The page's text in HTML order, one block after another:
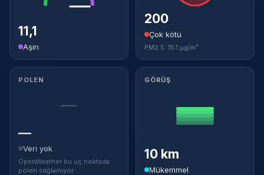
11,1
Aşırı
200
Çok kötü
PM2.5: 15.1 µg/m³
POLEN
—
—
Veri yok
OpenWeather bu uç noktada
polen sağlamıyor.
GÖRÜŞ
10 km
Mükemmel